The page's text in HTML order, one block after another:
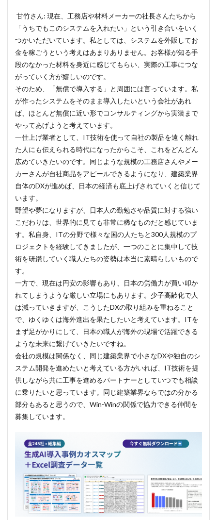
甘竹さん: 現在、工務店や材料メーカーの社長さんたちから
「うちでもこのシステムを入れたい」という引き合いをいく
つかいただいています。私としては、システムを外販してお
金を稼ごうという考えはあまりありません。お客様が知る手
段のなかった材料を身近に感じてもらい、実際の工事につな
がっていく方が嬉しいのです。
そのため、「無償で導入する」と周囲には言っています。私
が作ったシステムをそのまま導入したいという会社があれ
ば、ほとんど無償に近い形でコンサルティングから実装まで
やってあげようと考えています。
一仕上げ業者として、IT技術を使って自社の製品を遠く離れ
た人にも伝えられる時代になったからこそ、これをどんどん
広めていきたいのです。同じような規模の工務店さんやメー
カーさんが自社商品をアピールできるようになり、建築業界
自体のDXが進めば、日本の経済も底上げされていくと信じて
います。
野望や夢になりますが、日本人の勤勉さや品質に対する強い
こだわりは、世界的に見ても非常に稀なものだと感じていま
す。私自身、ITの分野で様々な国の人たちと300人規模のプ
ロジェクトを経験してきましたが、一つのことに集中して技
術を研鑽していく職人たちの姿勢は本当に素晴らしいもので
す。
一方で、現在は円安の影響もあり、日本の労働力が買い叩か
れてしまうような厳しい立場にもあります。少子高齢化で人
は減っていきますが、こうしたDXの取り組みを重ねること
で、ゆくゆくは海外進出を果たしたいと考えています。ITを
まず足がかりにして、日本の職人が海外の現場で活躍できる
ような未来に繋げていきたいですね。
会社の規模は関係なく、同じ建築業界で小さなDXや独自のシ
ステム開発を進めたいと考えている方がいれば、IT技術を提
供しながら共に工事を進めるパートナーとしていつでも相談
に乗りたいと思っています。同じ建築業界ならではの分かる
部分もあると思うので、Win-Winの関係で協力できる仲間を
募集しています。